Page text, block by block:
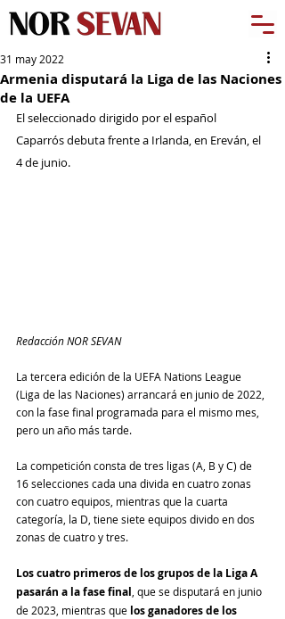
Armenia disputará la Liga de las Naciones
de la UEFA
31 may 2022
El seleccionado dirigido por el español
Caparrós debuta frente a Irlanda, en Ereván, el
4 de junio.
Redacción NOR SEVAN
La tercera edición de la UEFA Nations League
(Liga de las Naciones) arrancará en junio de 2022,
con la fase final programada para el mismo mes,
pero un año más tarde.
La competición consta de tres ligas (A, B y C) de
16 selecciones cada una divida en cuatro zonas
con cuatro equipos, mientras que la cuarta
categoría, la D, tiene siete equipos divido en dos
zonas de cuatro y tres.
Los cuatro primeros de los grupos de la Liga A
pasarán a la fase final , que se disputará en junio
de 2023, mientras que los ganadores de los